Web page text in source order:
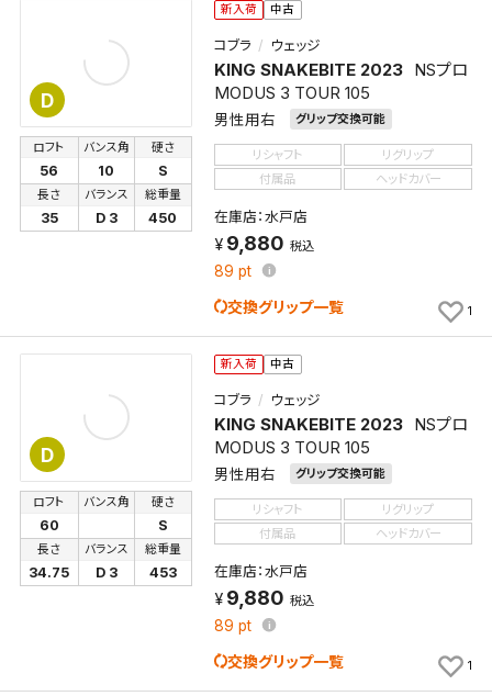
D
新入荷 中古
コブラ ウェッジ
KING SNAKEBITE 2023
NSプロ
MODUS 3 TOUR 105
男性用右 グリップ交換可能
ロフト
56
バンス角
10
硬さ
S
長さ
35
バランス
D 3
総重量
450
リシャフト
リグリップ
付属品
ヘッドカバー
在庫店：水戸店
9,880 税込
89 pt
交換グリップ一覧 1
D
新入荷 中古
コブラ ウェッジ
KING SNAKEBITE 2023
NSプロ
MODUS 3 TOUR 105
男性用右 グリップ交換可能
ロフト
60
バンス角 硬さ
S
長さ
34.75
バランス
D 3
総重量
453
リシャフト
リグリップ
付属品
ヘッドカバー
在庫店：水戸店
9,880 税込
89 pt
交換グリップ一覧 1